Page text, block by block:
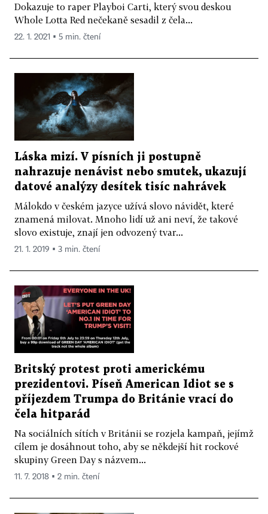
Dokazuje to raper Playboi Carti, který svou deskou
Whole Lotta Red nečekaně sesadil z čela...
22. 1. 2021 ▪ 5 min. čtení
Láska mizí. V písních ji postupně
nahrazuje nenávist nebo smutek, ukazují
datové analýzy desítek tisíc nahrávek
Málokdo v českém jazyce užívá slovo návidět, které
znamená milovat. Mnoho lidí už ani neví, že takové
slovo existuje, znají jen odvozený tvar...
21. 1. 2019 ▪ 3 min. čtení
Britský protest proti americkému
prezidentovi. Píseň American Idiot se s
příjezdem Trumpa do Británie vrací do
čela hitparád
Na sociálních sítích v Británii se rozjela kampaň, jejímž
cílem je dosáhnout toho, aby se někdejší hit rockové
skupiny Green Day s názvem...
11. 7. 2018 ▪ 2 min. čtení